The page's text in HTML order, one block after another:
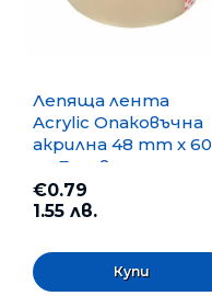
Лепяща лента
Acrylic Опаковъчна
акрилна 48 mm x 60
m, Безцветна
€0.79
1.55 лв.